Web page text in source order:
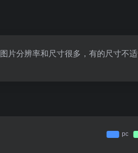
片分辨率和尺寸很多，有的尺寸不适